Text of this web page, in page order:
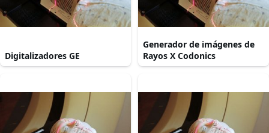
Digitalizadores GE
Generador de imágenes de
Rayos X Codonics